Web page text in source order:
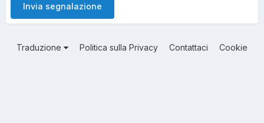
Invia segnalazione
Traduzione Politica sulla Privacy Contattaci Cookie